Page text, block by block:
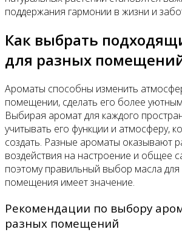
поддержания гармонии в жизни и
Как выбрать
для разных
Ароматы способны изменить
помещении, сделать его более
Выбирая аромат для каждого
учитывать его функции и атмосферу,
создать. Разные ароматы оказывают
воздействия на настроение и общее
поэтому правильный выбор масла для
помещения имеет значение.
Рекомендации по выбору
разных помещений